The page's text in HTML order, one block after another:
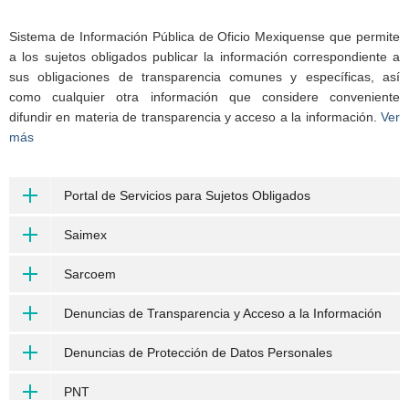
Sistema de Información Pública de Oficio Mexiquense que permite
a los sujetos obligados publicar la información correspondiente a
sus obligaciones de transparencia comunes y específicas, así
como cualquier otra información que considere conveniente
difundir en materia de transparencia y acceso a la información. Ver
más
Portal de Servicios para Sujetos Obligados
Saimex
Sarcoem
Denuncias de Transparencia y Acceso a la Información
Denuncias de Protección de Datos Personales
PNT